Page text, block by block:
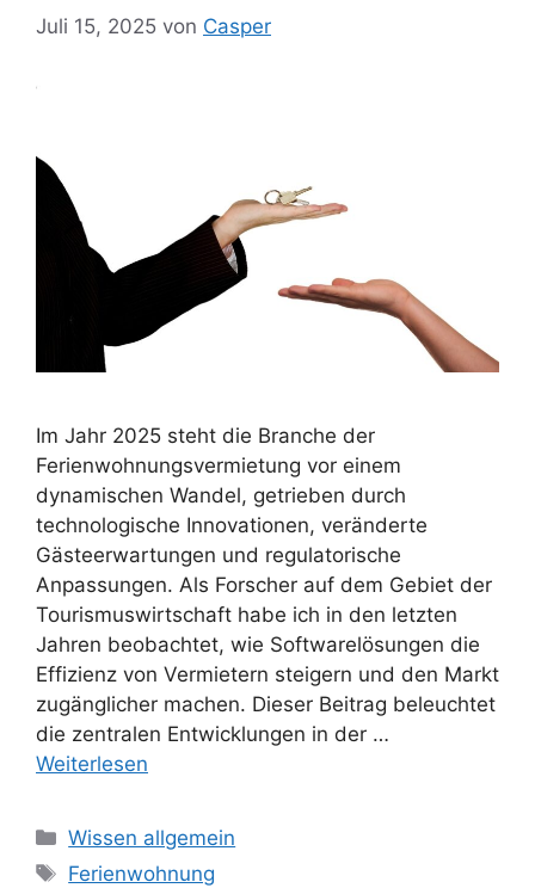
Juli 15, 2025 von Casper
Im Jahr 2025 steht die Branche der
Ferienwohnungsvermietung vor einem
dynamischen Wandel, getrieben durch
technologische Innovationen, veränderte
Gästeerwartungen und regulatorische
Anpassungen. Als Forscher auf dem Gebiet der
Tourismuswirtschaft habe ich in den letzten
Jahren beobachtet, wie Softwarelösungen die
Effizienz von Vermietern steigern und den Markt
zugänglicher machen. Dieser Beitrag beleuchtet
die zentralen Entwicklungen in der …
Weiterlesen
Kategorien
Wissen allgemein
Schlagwörter
Ferienwohnung